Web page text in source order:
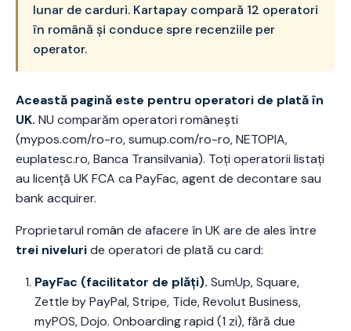
lunar de carduri. Kartapay compară 12 operatori
în română și conduce spre recenziile per
operator.
Această pagină este pentru operatori de plată în
UK. NU comparăm operatori românești
(mypos.com/ro-ro, sumup.com/ro-ro, NETOPIA,
euplatesc.ro, Banca Transilvania). Toți operatorii listați
au licență UK FCA ca PayFac, agent de decontare sau
bank acquirer.
Proprietarul român de afacere în UK are de ales între
trei niveluride operatori de plată cu card:
PayFac (facilitator de plăți). SumUp, Square,
Zettle by PayPal, Stripe, Tide, Revolut Business,
myPOS, Dojo. Onboarding rapid (1 zi), fără due